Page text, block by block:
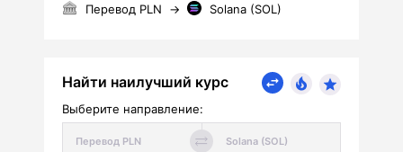
Перевод PLN → Solana (SOL)
Найти наилучший курс
Выберите направление: